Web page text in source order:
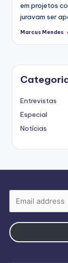
em projetos
juravam ser
Posted
Marcus Mendes
Entrevistas
Especial
Notícias